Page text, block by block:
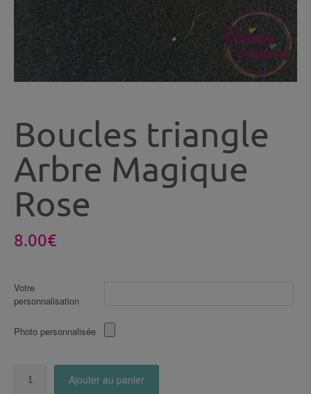
Boucles triangle
Arbre Magique
Rose
8.00€
Votre
personnalisation
Photo personnalisée
Ajouter au panier